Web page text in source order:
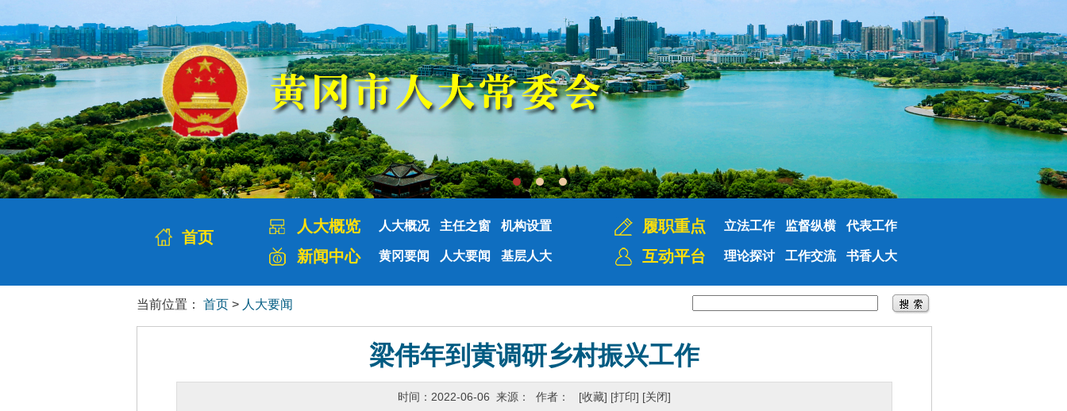
首页
人大概览 人大概况 主任之窗 机构设置
新闻中心 黄冈要闻 人大要闻 基层人大
履职重点 立法工作 监督纵横 代表工作
互动平台 理论探讨 工作交流 书香人大
当前位置： 首页 > 人大要闻
梁伟年到黄调研乡村振兴工作
时间：2022-06-06 来源： 作者： [收藏] [打印] [关闭]